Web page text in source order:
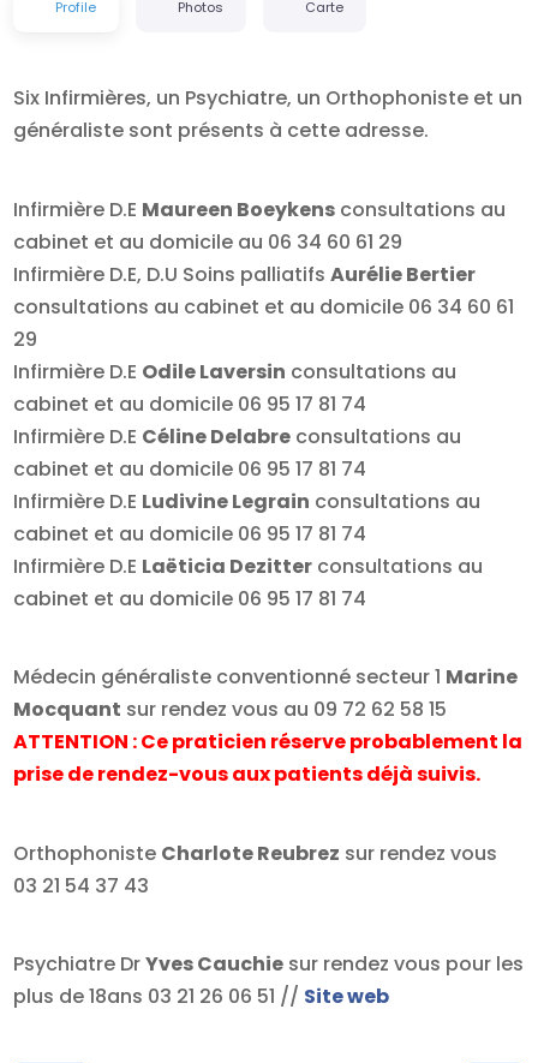
Profile Photos Carte
Six Infirmières, un Psychiatre, un Orthophoniste et un
généraliste sont présents à cette adresse.
Infirmière D.E Maureen Boeykens consultations au
cabinet et au domicile au 06 34 60 61 29
Infirmière D.E, D.U Soins palliatifsAurélie Bertier
consultations au cabinet et au domicile 06 34 60 61
29
Infirmière D.E Odile Laversin consultations au
cabinet et au domicile 06 95 17 81 74
Infirmière D.E Céline Delabre consultations au
cabinet et au domicile 06 95 17 81 74
Infirmière D.E Ludivine Legrain consultations au
cabinet et au domicile 06 95 17 81 74
Infirmière D.E Laëticia Dezitter consultations au
cabinet et au domicile 06 95 17 81 74
Médecin généraliste conventionné secteur 1 Marine
Mocquant sur rendez vous au 09 72 62 58 15
ATTENTION : Ce praticien réserve probablement la
prise de rendez-vous aux patients déjà suivis.
Orthophoniste Charlote Reubrez sur rendez vous
03 21 54 37 43
Psychiatre DrYves Cauchie sur rendez vous pour les
plus de 18ans 03 21 26 06 51 // Site web